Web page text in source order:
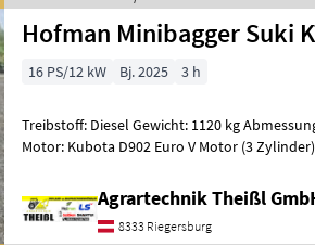
Hofman Minibagger Suki
16 PS/12 kW Bj. 2025 3 h
Treibstoff: Diesel Gewicht: 1120 kg
Motor: Kubota D902 Euro V Motor (3 Zylinder) 16
Agrartechnik Theißl
8333 Riegersburg